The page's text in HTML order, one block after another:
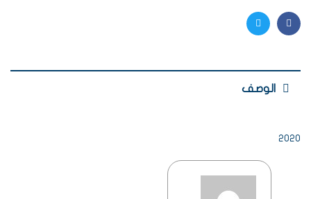
Facebook
Twitter
الوصف
2020